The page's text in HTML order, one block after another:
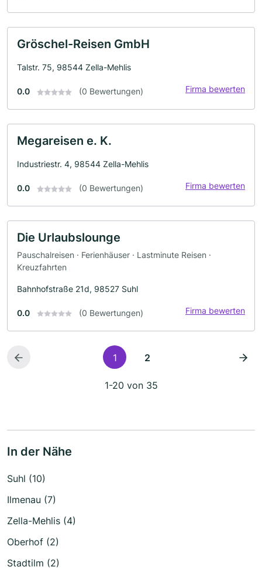
Gröschel-Reisen GmbH
Talstr. 75, 98544 Zella-Mehlis
0.0 (0 Bewertungen) Firma bewerten
Megareisen e. K.
Industriestr. 4, 98544 Zella-Mehlis
0.0 (0 Bewertungen) Firma bewerten
Die Urlaubslounge
Pauschalreisen · Ferienhäuser · Lastminute Reisen ·
Kreuzfahrten
Bahnhofstraße 21d, 98527 Suhl
0.0 (0 Bewertungen) Firma bewerten
1 2
1-20 von 35
In der Nähe
Suhl (10)
Ilmenau (7)
Zella-Mehlis (4)
Oberhof (2)
Stadtilm (2)